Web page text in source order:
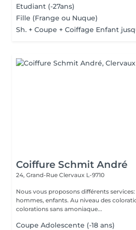
Etudiant (-27ans)
Fille (Frange ou Nuque)
Sh. + Coupe + Coiffage Enfant
Coiffure Schmit André
24, Grand-Rue Clervaux L-9710
Nous vous proposons différents services: COIFFURE : dames,
hommes, enfants. Au niveau des
colorations sans amoniaque...
Coupe Adolescente (-18 ans)